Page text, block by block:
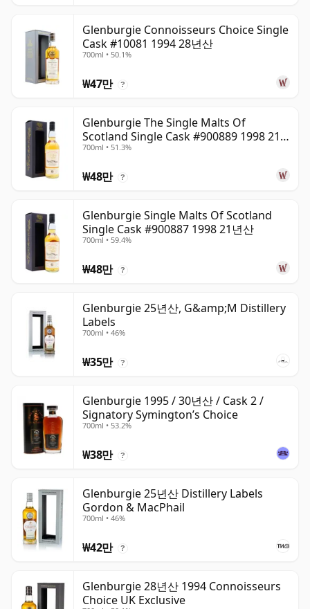
Glenburgie Connoisseurs Choice Single
Cask #10081 1994 28년산
700ml • 50.1%
₩47만 ?
Glenburgie The Single Malts Of
Scotland Single Cask #900889 1998 21
년산
700ml • 51.3%
₩48만 ?
Glenburgie Single Malts Of Scotland
Single Cask #900887 1998 21년산
700ml • 59.4%
₩48만 ?
Glenburgie 25년산, G&amp;M Distillery
Labels
700ml • 46%
₩35만 ?
Glenburgie 1995 / 30년산 / Cask 2 /
Signatory Symington’s Choice
700ml • 53.2%
₩38만 ?
Glenburgie 25년산 Distillery Labels
Gordon & MacPhail
700ml • 46%
₩42만 ?
Glenburgie 28년산 1994 Connoisseurs
Choice UK Exclusive